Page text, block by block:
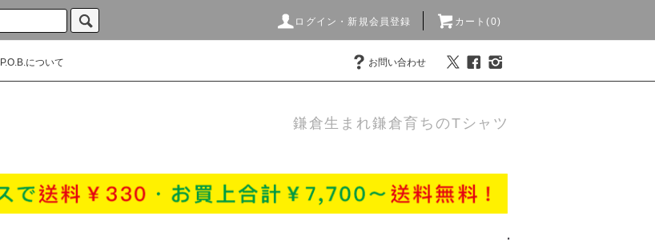
ログイン・新規会員登録 カート(0)
P.O.B.について お問い合わせ
鎌倉生まれ鎌倉育ちのTシャツ